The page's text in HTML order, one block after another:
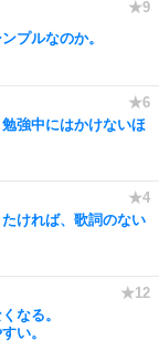
プルなのか。
強中にはかけないほ
ければ、歌詞のない
なる。
い。